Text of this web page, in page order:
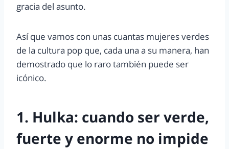
gracia del asunto.
Así que vamos con unas cuantas mujeres verdes
de la cultura pop que, cada una a su manera, han
demostrado que lo raro también puede ser
icónico.
1. Hulka: cuando ser verde,
fuerte y enorme no impide